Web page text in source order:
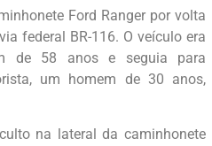
Ford Ranger por volta
federal BR-116. O veículo era
de 58 anos e seguia para
um homem de 30 anos,
na lateral da caminhonete